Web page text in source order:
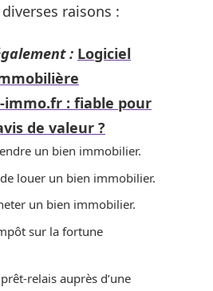
raisons :
: Logiciel
immo.fr : fiable pour
de valeur ?
un bien immobilier.
louer un bien immobilier.
un bien immobilier.
sur la fortune
relais auprès d’une